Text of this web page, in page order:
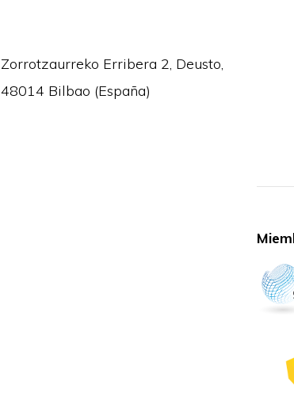
Zorrotzaurreko Erribera 2, Deusto,
48014 Bilbao (España)